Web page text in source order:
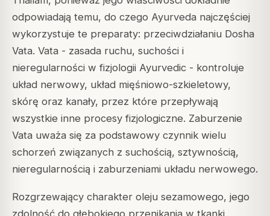
odpowiadają temu, do czego Ayurveda najczęściej
wykorzystuje te preparaty: przeciwdziałaniu Dosha
Vata. Vata - zasada ruchu, suchości i
nieregularności w fizjologii Ayurvedic - kontroluje
układ nerwowy, układ mięśniowo-szkieletowy,
skórę oraz kanały, przez które przepływają
wszystkie inne procesy fizjologiczne. Zaburzenie
Vata uważa się za podstawowy czynnik wielu
schorzeń związanych z suchością, sztywnością,
nieregularnością i zaburzeniami układu nerwowego.
Rozgrzewający charakter oleju sezamowego, jego